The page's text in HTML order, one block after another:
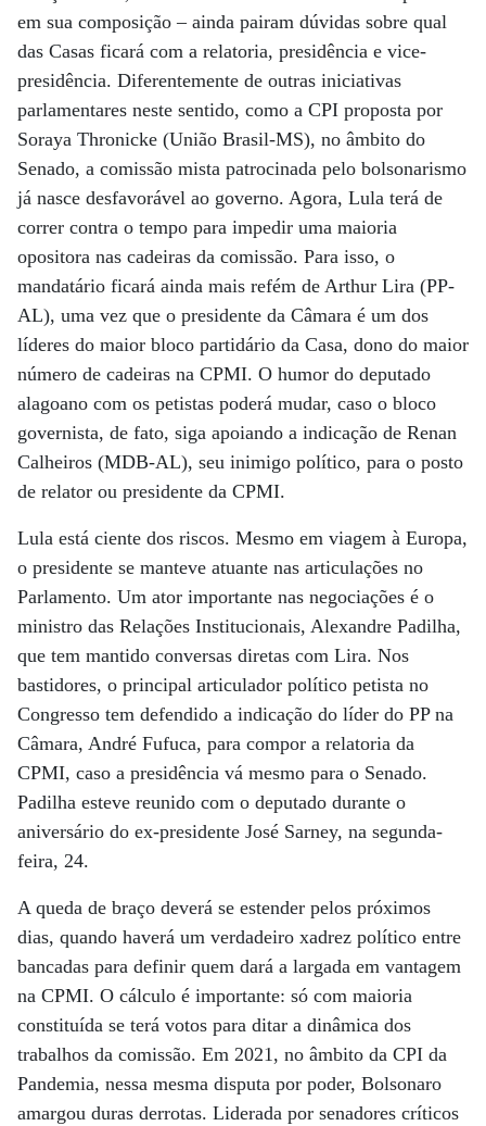
em sua composição – ainda pairam dúvidas sobre qual
das Casas ficará com a relatoria, presidência e vice-
presidência. Diferentemente de outras iniciativas
parlamentares neste sentido, como a CPI proposta por
Soraya Thronicke (União Brasil-MS), no âmbito do
Senado, a comissão mista patrocinada pelo bolsonarismo
já nasce desfavorável ao governo. Agora, Lula terá de
correr contra o tempo para impedir uma maioria
opositora nas cadeiras da comissão. Para isso, o
mandatário ficará ainda mais refém de Arthur Lira (PP-
AL), uma vez que o presidente da Câmara é um dos
líderes do maior bloco partidário da Casa, dono do maior
número de cadeiras na CPMI. O humor do deputado
alagoano com os petistas poderá mudar, caso o bloco
governista, de fato, siga apoiando a indicação de Renan
Calheiros (MDB-AL), seu inimigo político, para o posto
de relator ou presidente da CPMI.
Lula está ciente dos riscos. Mesmo em viagem à Europa,
o presidente se manteve atuante nas articulações no
Parlamento. Um ator importante nas negociações é o
ministro das Relações Institucionais, Alexandre Padilha,
que tem mantido conversas diretas com Lira. Nos
bastidores, o principal articulador político petista no
Congresso tem defendido a indicação do líder do PP na
Câmara, André Fufuca, para compor a relatoria da
CPMI, caso a presidência vá mesmo para o Senado.
Padilha esteve reunido com o deputado durante o
aniversário do ex-presidente José Sarney, na segunda-
feira, 24.
A queda de braço deverá se estender pelos próximos
dias, quando haverá um verdadeiro xadrez político entre
bancadas para definir quem dará a largada em vantagem
na CPMI. O cálculo é importante: só com maioria
constituída se terá votos para ditar a dinâmica dos
trabalhos da comissão. Em 2021, no âmbito da CPI da
Pandemia, nessa mesma disputa por poder, Bolsonaro
amargou duras derrotas. Liderada por senadores críticos